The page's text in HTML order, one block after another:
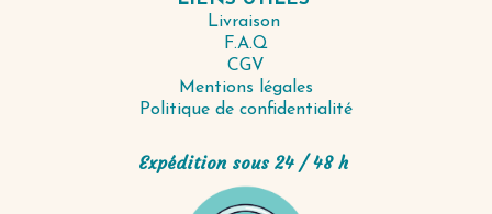
Livraison
F.A.Q
CGV
Mentions légales
Politique de confidentialité
Expédition sous 24 / 48 h